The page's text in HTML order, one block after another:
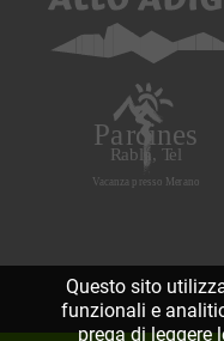
Questo sito
funzionali e
prega di leggere